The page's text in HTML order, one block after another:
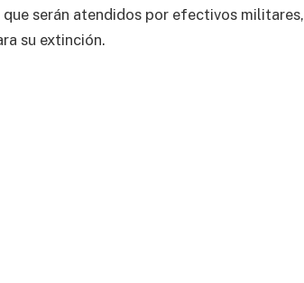
serán atendidos por efectivos militares,
su extinción.